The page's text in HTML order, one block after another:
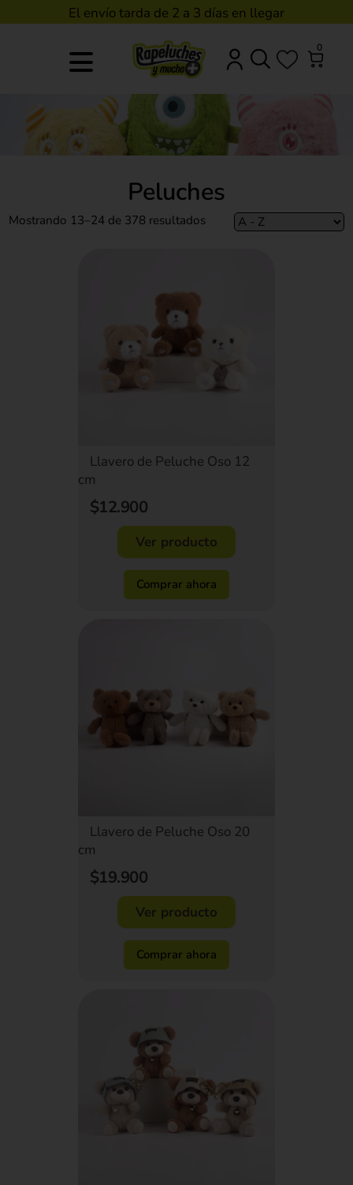
El envío tarda de 2 a 3 días en llegar
0
Peluches
Mostrando 13–24 de 378 resultados
Llavero de Peluche Oso 12
cm
$12.900
Ver producto
Comprar ahora
Llavero de Peluche Oso 20
cm
$19.900
Ver producto
Comprar ahora